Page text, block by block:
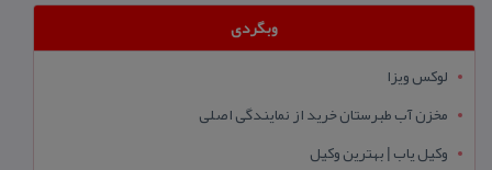
وبگردی
لوکس ویزا
مخزن آب طبرستان خرید از نمایندگی اصلی
وکیل یاب | بهترین وکیل